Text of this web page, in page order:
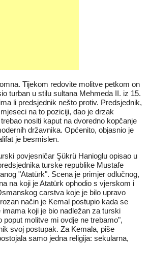
Tijekom redovite molitve petkom on
turban u stilu sultana Mehmeda II. iz 15.
li predsjednik nešto protiv. Predsjednik,
na to poziciji, dao je drzak
nositi kaput na dvoredno kopčanje
državnika. Općenito, objasnio je
je besmislen.
povjesničar Şükrü Hanioglu opisao u
turske republike Mustafe
"Atatürk". Scena je primjer odlučnog,
na koji je Atatürk ophodio s vjerskom i
carstva koje je bilo upravo
način je Kemal postupio kada se
koji je bio nadležan za turski
poput molitve mi ovdje ne trebamo",
svoj postupak. Za Kemala, piše
samo jedna religija: sekularna,